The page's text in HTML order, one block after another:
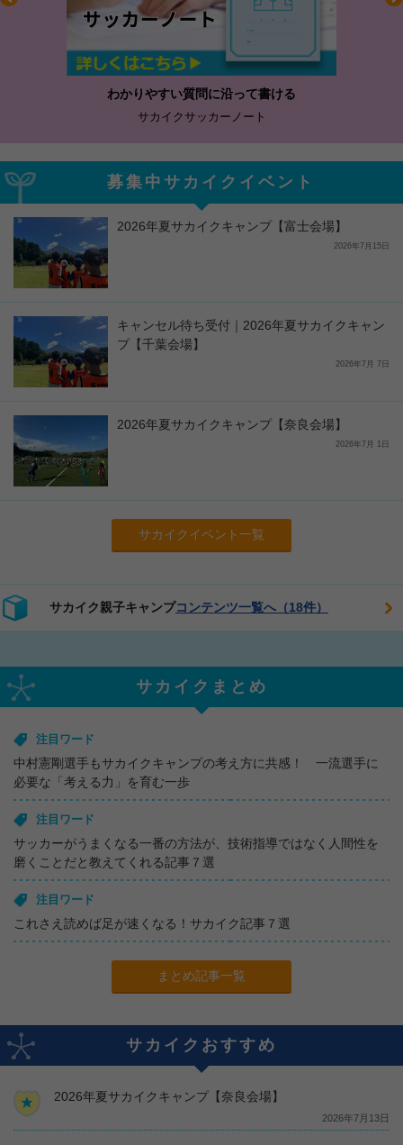
わかりやすい質問に沿って書ける
サカイクサッカーノート
募集中サカイクイベント
2026年夏サカイクキャンプ【富士会場】
2026年7月15日
キャンセル待ち受付｜2026年夏サカイクキャン
プ【千葉会場】
2026年7月 7日
2026年夏サカイクキャンプ【奈良会場】
2026年7月 1日
サカイクイベント一覧
サカイク親子キャンプコンテンツ一覧へ（18件）
サカイクまとめ
注目ワード
中村憲剛選手もサカイクキャンプの考え方に共感！ 一流選手に
必要な「考える力」を育む一歩
注目ワード
サッカーがうまくなる一番の方法が、技術指導ではなく人間性を
磨くことだと教えてくれる記事７選
注目ワード
これさえ読めば足が速くなる！サカイク記事７選
まとめ記事一覧
サカイクおすすめ
2026年夏サカイクキャンプ【奈良会場】
2026年7月13日